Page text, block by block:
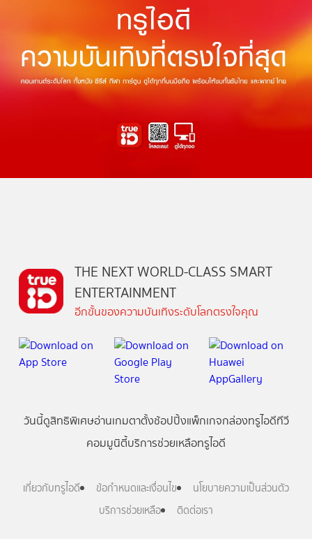
THE NEXT WORLD-CLASS SMART
ENTERTAINMENT
อีกขั้นของความบันเทิงระดับโลกตรงใจคุณ
วันนี้ดูสิทธิพิเศษอ่านเกมตาตั้งช้อปปิ้งแพ็กเกจกล่องทรูไอดีทีวี
คอมมูนิตี้บริการช่วยเหลือทรูไอดี
เกี่ยวกับทรูไอดี ข้อกำหนดและเงื่อนไข
นโยบายความเป็นส่วนตัว
บริการช่วยเหลือ
ติดต่อเรา